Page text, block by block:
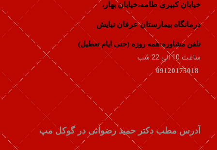
خيابان كبيری طامه،خیابان بهار،
درمانگاه بیمارستان عرفان نیایش
تلفن مشاوره:همه روزه (حتی ایام تعطیل)
ساعت 10 الی 22 شب
آدرس مطب دکتر حمید رضوانی در گوکل مپ